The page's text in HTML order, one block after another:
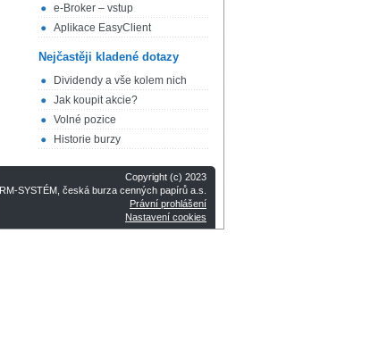
e-Broker – vstup
Aplikace EasyClient
Nejčastěji kladené dotazy
Dividendy a vše kolem nich
Jak koupit akcie?
Volné pozice
Historie burzy
Copyright (c) 2023
RM-SYSTÉM, česká burza cenných papírů a.s.
Právní prohlášení
Nastavení cookies